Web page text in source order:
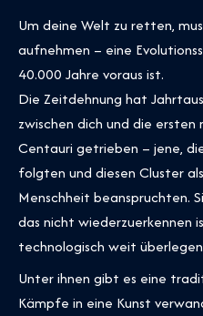
Um deine Welt zu retten,
aufnehmen – eine
40.000 Jahre voraus ist.
Die Zeitdehnung hat
zwischen dich und die ersten
Centauri getrieben – jene,
folgten und diesen Cluster
Menschheit beanspruchten.
das nicht wiederzuerkennen
technologisch weit
Unter ihnen gibt es eine
Kämpfe in eine Kunst